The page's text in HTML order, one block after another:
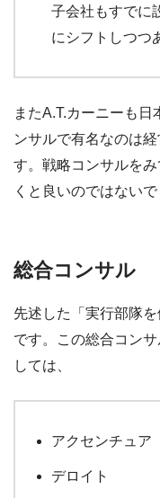
子会社もすでに
にシフトしつつ
またA.T.カーニーも
ンサルで有名なのは
す。戦略コンサルを
くと良いのではないで
総合コンサル
先述した「実行部隊
です。この総合コン
しては、
アクセンチュア
デロイト